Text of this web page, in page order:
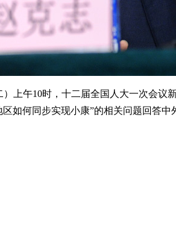
上午10时，十二届全国人大一次会议
区如何同步实现小康”的相关问题回答